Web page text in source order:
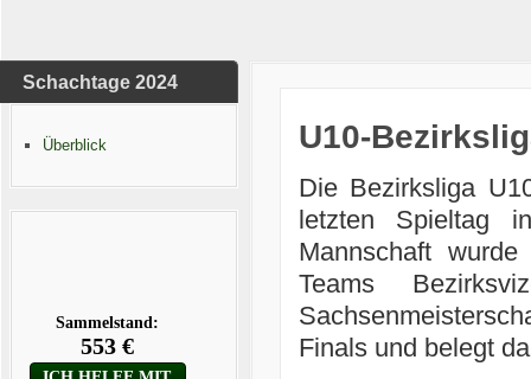
Schachtage 2024
Überblick U10-
Die Bezirksliga
letzten Spieltag
Mannschaft
Teams
Finals und belegt